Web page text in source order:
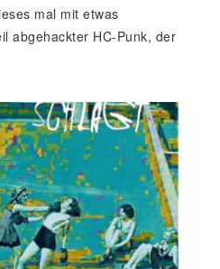
mal mit etwas
abgehackter HC-Punk, der